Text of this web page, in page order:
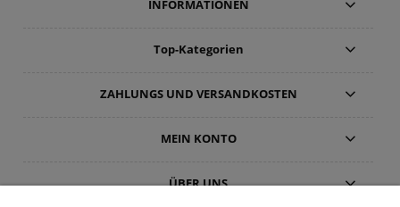
INFORMATIONEN
Top-Kategorien
ZAHLUNGS UND VERSANDKOSTEN
MEIN KONTO
ÜBER UNS